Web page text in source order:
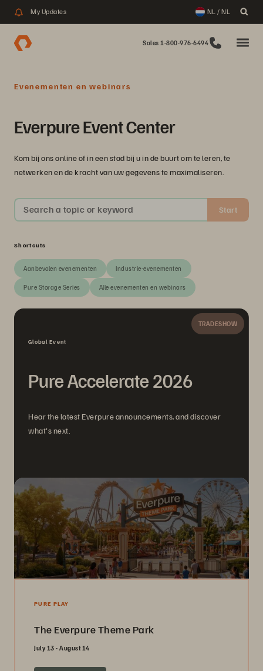
My Updates NL / NL
Sales 1-800-976-6494
Evenementen en webinars
Everpure Event Center
Kom bij ons online of in een stad bij u in de buurt om te leren, te
netwerken en de kracht van uw gegevens te maximaliseren.
Search a topic or keyword Start
Shortcuts
Aanbevolen evenementen Industrie-evenementen
Pure Storage Series Alle evenementen en webinars
TRADESHOW
Global Event
Pure Accelerate 2026
Hear the latest Everpure announcements, and discover
what's next.
PURE PLAY
The Everpure Theme Park
July 13 - August 14